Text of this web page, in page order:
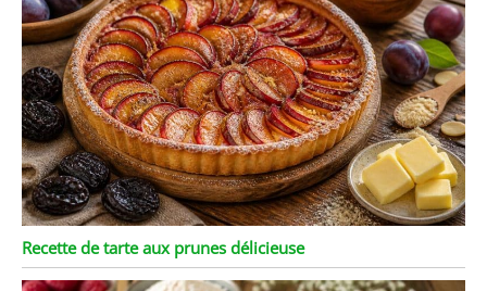
Recette de tarte aux prunes délicieuse